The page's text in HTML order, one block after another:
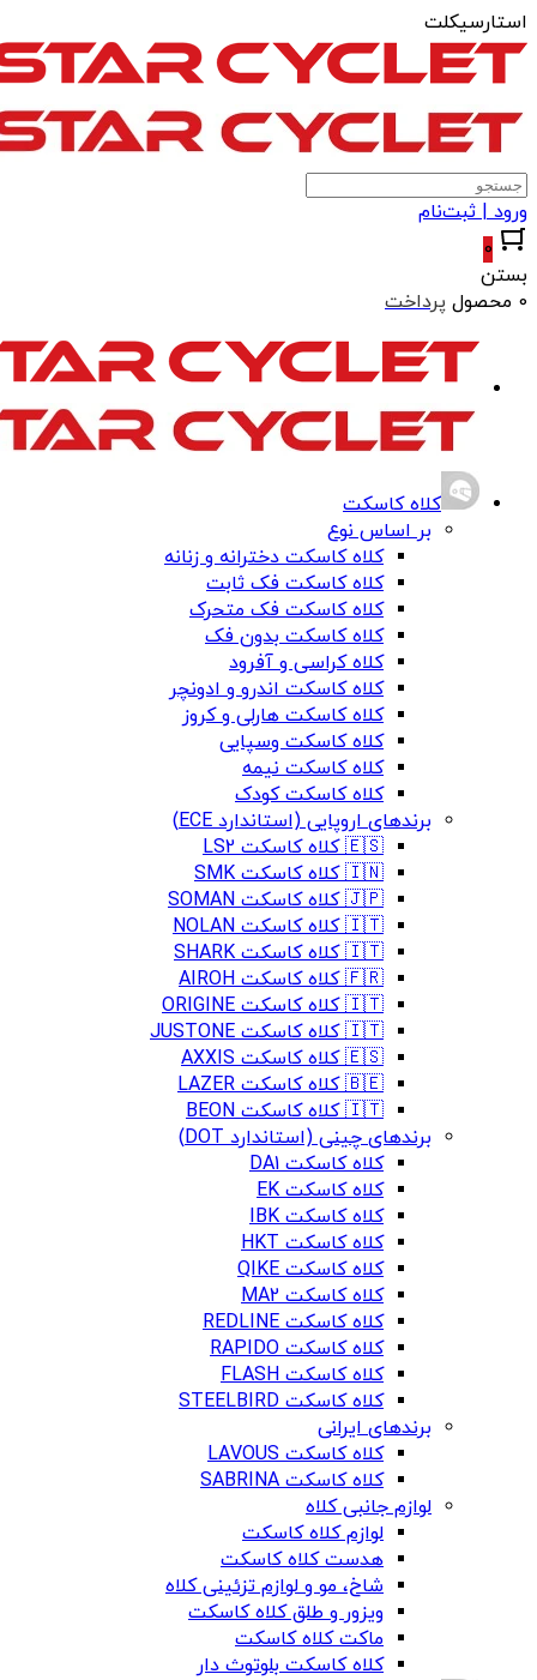
استارسیکلت
ورود | ثبت‌نام
0
بستن
0 محصول
پرداخت
کلاه کاسکت
بر اساس نوع
کلاه کاسکت دخترانه و زنانه
کلاه کاسکت فک ثابت
کلاه کاسکت فک متحرک
کلاه کاسکت بدون فک
کلاه کراسی و آفرود
کلاه کاسکت اندرو و ادونچر
کلاه کاسکت هارلی و کروز
کلاه کاسکت وسپایی
کلاه کاسکت نیمه
کلاه کاسکت کودک
برندهای اروپایی (استاندارد ECE)
🇪🇸 کلاه کاسکت LS2
🇮🇳 کلاه کاسکت SMK
🇯🇵 کلاه کاسکت SOMAN
🇮🇹 کلاه کاسکت NOLAN
🇮🇹 کلاه کاسکت SHARK
🇫🇷 کلاه کاسکت AIROH
🇮🇹 کلاه کاسکت ORIGINE
🇮🇹 کلاه کاسکت JUSTONE
🇪🇸 کلاه کاسکت AXXIS
🇧🇪 کلاه کاسکت LAZER
🇮🇹 کلاه کاسکت BEON
برندهای چینی (استاندارد DOT)
کلاه کاسکت DA1
کلاه کاسکت EK
کلاه کاسکت IBK
کلاه کاسکت HKT
کلاه کاسکت QIKE
کلاه کاسکت MA2
کلاه کاسکت REDLINE
کلاه کاسکت RAPIDO
کلاه کاسکت FLASH
کلاه کاسکت STEELBIRD
برندهای ایرانی
کلاه کاسکت LAVOUS
کلاه کاسکت SABRINA
لوازم جانبی کلاه
لوازم کلاه کاسکت
هدست کلاه کاسکت
شاخ، مو و لوازم تزئینی کلاه
ویزور و طلق کلاه کاسکت
ماکت کلاه کاسکت
کلاه کاسکت بلوتوث دار